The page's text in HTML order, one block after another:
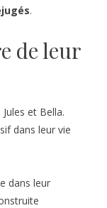
.
de leur
et Bella.
dans leur vie
dans leur